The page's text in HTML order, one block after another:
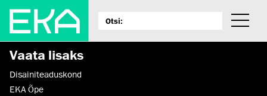
Vaata lisaks
Disaini­­teaduskond
EKA Õpe